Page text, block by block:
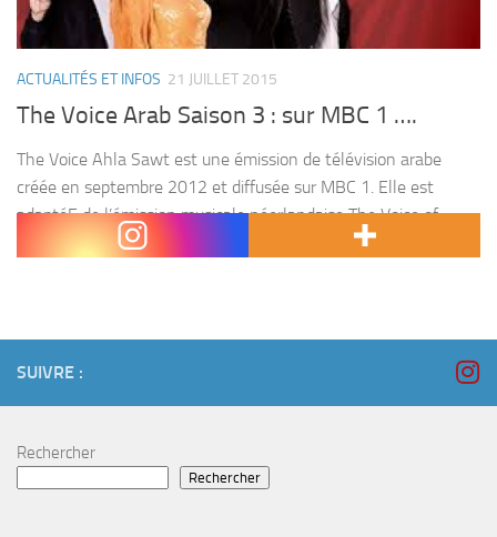
ACTUALITÉS ET INFOS 21 JUILLET 2015
The Voice Arab Saison 3 : sur MBC 1 ….
The Voice Ahla Sawt est une émission de télévision arabe
créée en septembre 2012 et diffusée sur MBC 1. Elle est
adaptéE de l’émission musicale néerlandaise The Voice of
Holland. Tout repose sur un principe...
SUIVRE :
Rechercher
Rechercher